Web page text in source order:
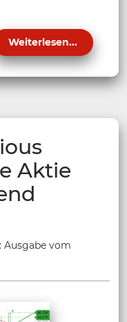
Weiterlesen...
Aktie
Ausgabe vom